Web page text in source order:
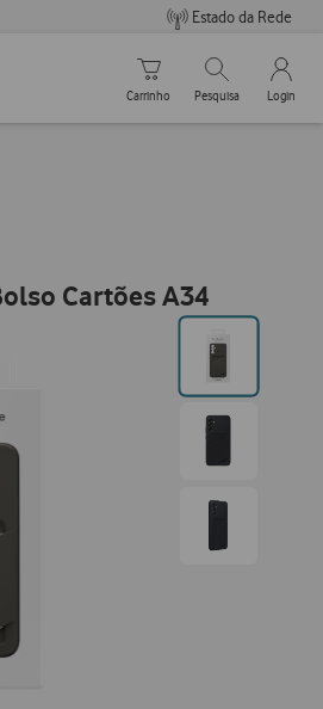
Estado da Rede
Carrinho de compras
Carrinho
Pesquisar
Pesquisa
My
Login
Cartões A34
Ir
para
posição0
posição1